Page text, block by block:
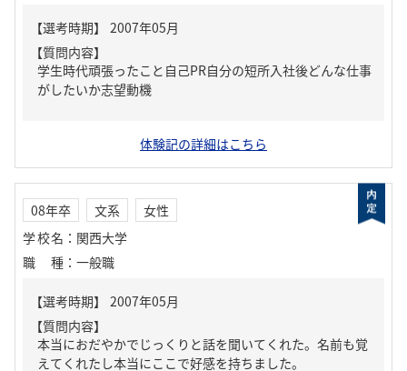
【質問内容】
学生時代頑張ったこと自己PR自分の短所入社後どんな仕事
がしたいか志望動機
体験記の詳細はこちら
08年卒 文系
女性
学校名 ： 関西大学
職種 ： 一般職
【質問内容】
本当におだやかでじっくりと話を聞いてくれた。名前も覚
えてくれたし本当にここで好感を持ちました。